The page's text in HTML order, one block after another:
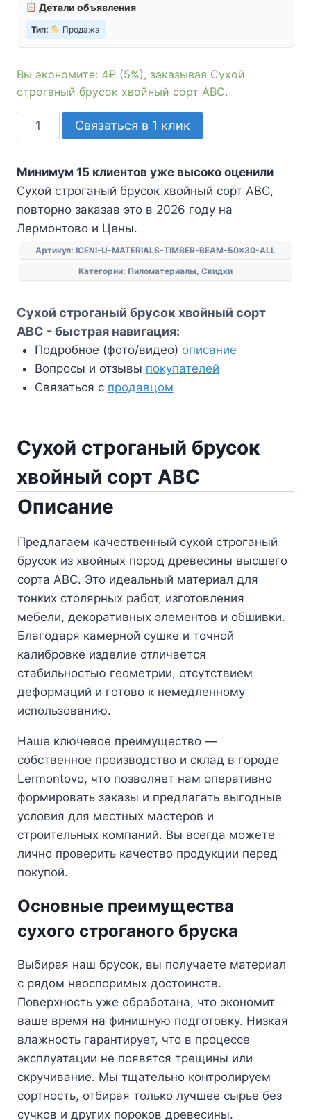
Детали объявления
Тип: Продажа
Вы экономите: 4₽ (5%), заказывая Сухой
строганый брусок хвойный сорт АВС.
Количество
товара
строганый
брусок
хвойный
сорт
АВС
Связаться в 1 клик
Минимум 15 клиентов уже высоко оценили
Сухой строганый брусок хвойный сорт АВС,
повторно заказав это в 2026 году на
Лермонтово и Цены.
Артикул: ICENI-U-MATERIALS-TIMBER-BEAM-50x30-ALL
Категории: Пиломатериалы Скидки
Сухой строганый брусок хвойный сорт
АВС - быстрая навигация:
Подробное (фото/видео) описание
Вопросы и отзывы покупателей
Связаться с продавцом
Сухой строганый брусок
хвойный сорт АВС
Описание
Предлагаем качественный сухой строганый
брусок из хвойных пород древесины высшего
сорта АВС. Это идеальный материал для
тонких столярных работ, изготовления
мебели, декоративных элементов и обшивки.
Благодаря камерной сушке и точной
калибровке изделие отличается
стабильностью геометрии, отсутствием
деформаций и готово к немедленному
использованию.
Наше ключевое преимущество —
собственное производство и склад в городе
Lermontovo, что позволяет нам оперативно
формировать заказы и предлагать выгодные
условия для местных мастеров и
строительных компаний. Вы всегда можете
лично проверить качество продукции перед
покупой.
Основные преимущества
сухого строганого бруска
Выбирая наш брусок, вы получаете материал
с рядом неоспоримых достоинств.
Поверхность уже обработана, что экономит
ваше время на финишную подготовку. Низкая
влажность гарантирует, что в процессе
эксплуатации не появятся трещины или
скручивание. Мы тщательно контролируем
сортность, отбирая только лучшее сырье без
сучков и других пороков древесины.